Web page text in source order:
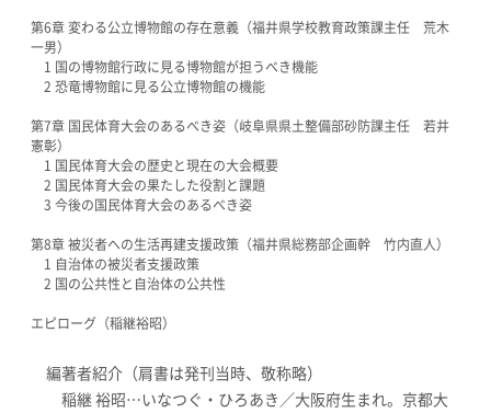
第6章 変わる公立博物館の存在意義（福井県学校教育政策課主任 荒木
一男）
1 国の博物館行政に見る博物館が担うべき機能
2 恐竜博物館に見る公立博物館の機能
第7章 国民体育大会のあるべき姿（岐阜県県土整備部砂防課主任 若井
憲彰）
1 国民体育大会の歴史と現在の大会概要
2 国民体育大会の果たした役割と課題
3 今後の国民体育大会のあるべき姿
第8章 被災者への生活再建支援政策（福井県総務部企画幹 竹内直人）
1 自治体の被災者支援政策
2 国の公共性と自治体の公共性
エピローグ（稲継裕昭）
編著者紹介（肩書は発刊当時、敬称略）
稲継 裕昭…いなつぐ・ひろあき／大阪府生まれ。京都大